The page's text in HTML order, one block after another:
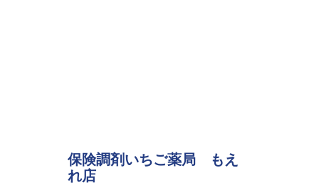
保険調剤いちご薬局 もえ
れ店